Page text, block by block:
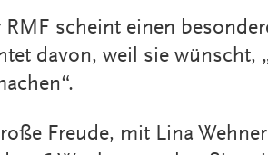
scheint einen
davon, weil sie
Freude, mit Lina